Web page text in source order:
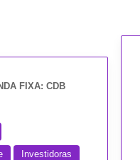
FIXA: CDB
Investidoras